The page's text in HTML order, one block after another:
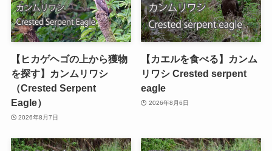
【ヒカゲヘゴの上から獲物
を探す】カンムリワシ
（Crested Serpent
Eagle）
2026年8月7日
【カエルを食べる】カンム
リワシ Crested serpent
eagle
2026年8月6日